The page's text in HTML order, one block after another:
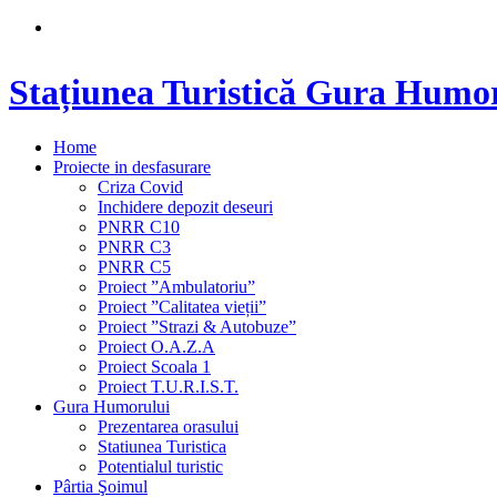
Stațiunea Turistică Gura
Home
Proiecte in desfasurare
Criza Covid
Inchidere depozit deseuri
PNRR C10
PNRR C3
PNRR C5
Proiect ”Ambulatoriu”
Proiect ”Calitatea vieții”
Proiect ”Strazi & Autobuze”
Proiect O.A.Z.A
Proiect Scoala 1
Proiect T.U.R.I.S.T.
Gura Humorului
Prezentarea orasului
Statiunea Turistica
Potentialul turistic
Pârtia Şoimul